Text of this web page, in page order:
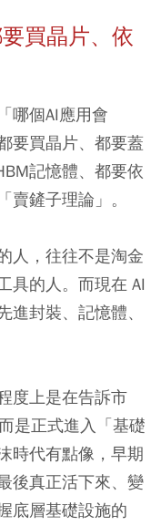
買晶片、依
哪個AI應用會
要買晶片、都要蓋
記憶體、都要依
鏟子理論」。
人，往往不是淘金
具的人。而現在 AI
封裝、記憶體、
度上是在告訴市
是正式進入「基礎
時代有點像，早期
後真正活下來、變
底層基礎設施的